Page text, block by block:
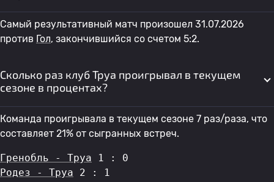
Самый результативный матч произошел 31.07.2026
против Гол, закончившийся со счетом 5:2.
Сколько раз клуб Труа проигрывал в текущем
сезоне в процентах?
Команда проигрывала в текущем сезоне 7 раз/раза, что
составляет 21% от сыгранных встреч.
Гренобль - Труа 1 : 0
Родез - Труа 2 : 1